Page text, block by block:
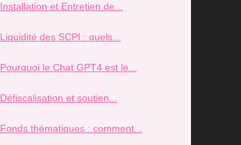
Installation et Entretien de...
Liquidité des SCPI : quels...
Pourquoi le Chat GPT4 est le...
Défiscalisation et soutien...
Fonds thématiques : comment...